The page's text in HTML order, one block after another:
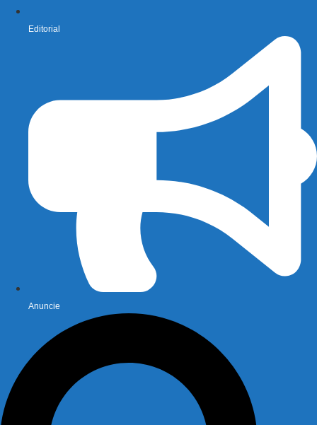
Editorial
Anuncie